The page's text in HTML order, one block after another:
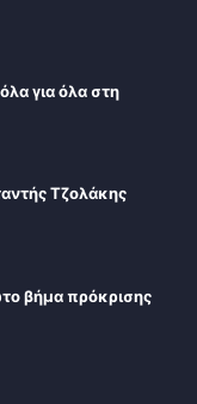
για όλα στη
Τζολάκης
βήμα πρόκρισης